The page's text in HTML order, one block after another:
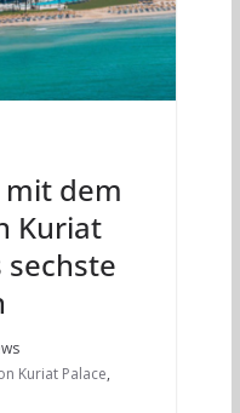
dem
Kuriat
sechste
Kuriat Palace,